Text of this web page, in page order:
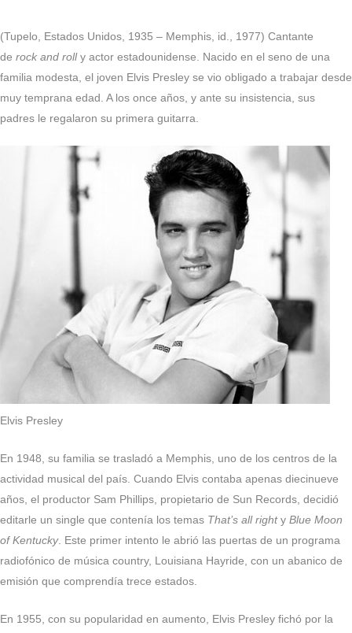
(Tupelo, Estados Unidos, 1935 – Memphis, id., 1977) Cantante
de rock and rolly actor estadounidense. Nacido en el seno de una
familia modesta, el joven Elvis Presley se vio obligado a trabajar desde
muy temprana edad. A los once años, y ante su insistencia, sus
padres le regalaron su primera guitarra.
Elvis Presley
En 1948, su familia se trasladó a Memphis, uno de los centros de la
actividad musical del país. Cuando Elvis contaba apenas diecinueve
años, el productor Sam Phillips, propietario de Sun Records, decidió
editarle un single que contenía los temas That’s all righty Blue Moon
of Kentucky. Este primer intento le abrió las puertas de un programa
radiofónico de música country, Louisiana Hayride, con un abanico de
emisión que comprendía trece estados.
En 1955, con su popularidad en aumento, Elvis Presley fichó por la